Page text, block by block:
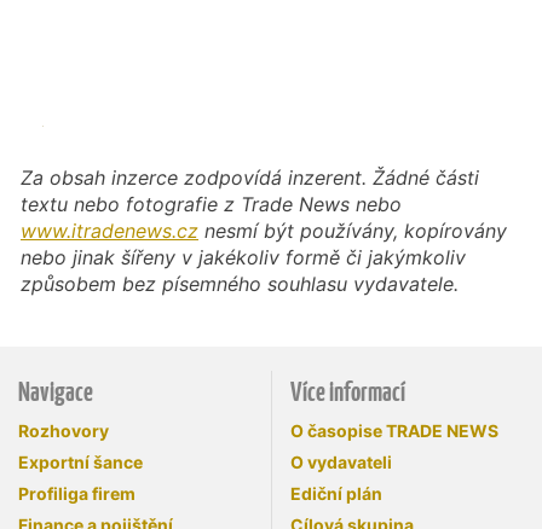
Za obsah inzerce zodpovídá inzerent. Žádné části
textu nebo fotografie z Trade News nebo
www.itradenews.cz nesmí být používány, kopírovány
nebo jinak šířeny v jakékoliv formě či jakýmkoliv
způsobem bez písemného souhlasu vydavatele.
Navigace
Rozhovory
Exportní šance
Profiliga firem
Finance a pojištění
Více informací
O časopise TRADE NEWS
O vydavateli
Ediční plán
Cílová skupina